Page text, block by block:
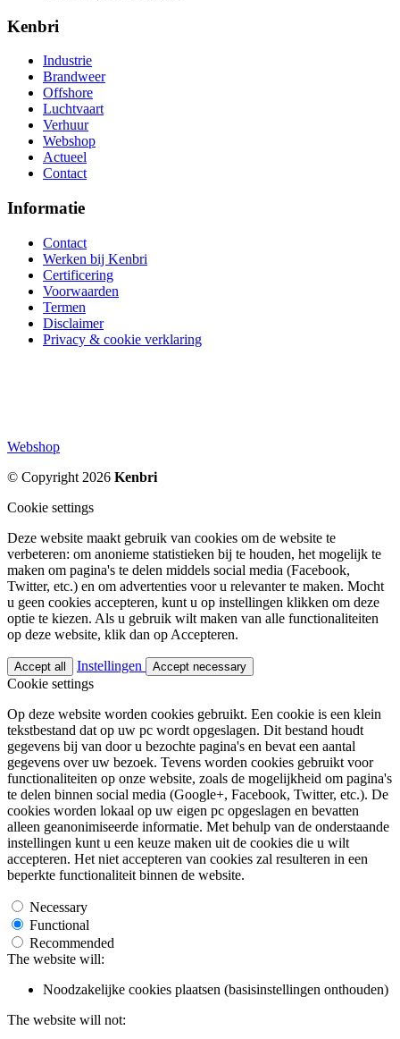
Kenbri
Industrie
Brandweer
Offshore
Luchtvaart
Verhuur
Webshop
Actueel
Contact
Informatie
Contact
Werken bij Kenbri
Certificering
Voorwaarden
Termen
Disclaimer
Privacy & cookie verklaring
Webshop
© Copyright 2026 Kenbri
Cookie settings
Deze website maakt gebruik van cookies om de website te
verbeteren: om anonieme statistieken bij te houden, het mogelijk te
maken om pagina's te delen middels social media (Facebook,
Twitter, etc.) en om advertenties voor u relevanter te maken. Mocht
u geen cookies accepteren, kunt u op instellingen klikken om deze
optie te kiezen. Als u gebruik wilt maken van alle functionaliteiten
op deze website, klik dan op Accepteren.
Accept all Instellingen Accept necessary
Cookie settings
Op deze website worden cookies gebruikt. Een cookie is een klein
tekstbestand dat op uw pc wordt opgeslagen. Dit bestand houdt
gegevens bij van door u bezochte pagina's en bevat een aantal
gegevens over uw bezoek. Tevens worden cookies gebruikt voor
functionaliteiten op onze website, zoals de mogelijkheid om pagina's
te delen binnen social media (Google+, Facebook, Twitter, etc.). De
cookies worden lokaal op uw eigen pc opgeslagen en bevatten
alleen geanonimiseerde informatie. Met behulp van de onderstaande
instellingen kunt u een keuze maken uit de cookies die u wilt
accepteren. Het niet accepteren van cookies zal resulteren in een
beperkte functionaliteit binnen de website.
Necessary
Functional
Recommended
The website will:
Noodzakelijke cookies plaatsen (basisinstellingen onthouden)
The website will not: